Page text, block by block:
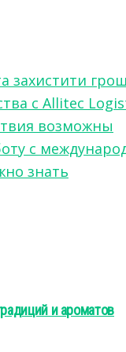
захистити
с Allitec
возможны
с
знать
и ароматов